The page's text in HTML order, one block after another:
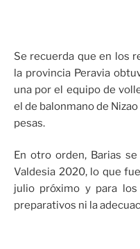
Se recuerda que en los
la provincia Peravia
una por el equipo de
el de balonmano de
pesas.
En otro orden, Barias
Valdesia 2020, lo que
julio próximo y para
preparativos ni la